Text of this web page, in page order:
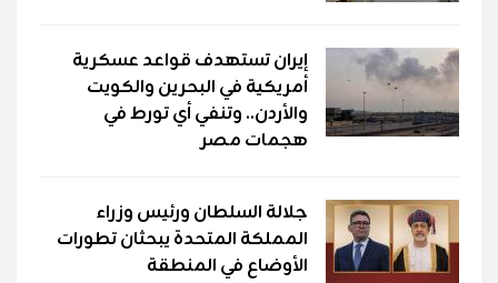
إيران تستهدف قواعد عسكرية
أمريكية في البحرين والكويت
والأردن.. وتنفي أي تورط في
هجمات مصر
جلالة السلطان ورئيس وزراء
المملكة المتحدة يبحثان تطورات
الأوضاع في المنطقة